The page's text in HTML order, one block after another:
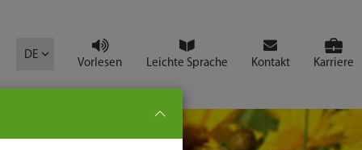
DE
Vorlesen Leichte Sprache Kontakt Karriere